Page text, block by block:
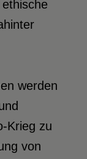
werden
Krieg zu
von